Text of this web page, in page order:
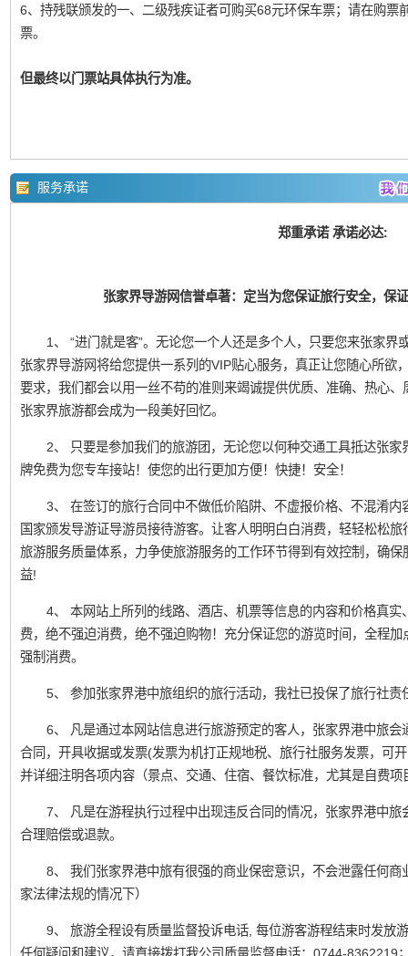
6、持残联颁发的一、二级残疾证者可购买68元环保车票；请在购票
票。
但最终以门票站具体执行为准。
服务承诺
郑重承诺 承诺必达:
张家界导游网信誉卓著：定当为您保证旅行安全，保
1、 “进门就是客”。无论您一个人还是多个人，只要您来张家
张家界导游网将给您提供一系列的VIP贴心服务，真正让您随心所欲
要求，我们都会以用一丝不苟的准则来竭诚提供优质、准确、热心
张家界旅游都会成为一段美好回忆。
2、 只要是参加我们的旅游团，无论您以何种交通工具抵达张
牌免费为您专车接站！使您的出行更加方便！快捷！安全！
3、 在签订的旅行合同中不做低价陷阱、不虚报价格、不混淆
国家颁发导游证导游员接待游客。让客人明明白白消费，轻轻松松
旅游服务质量体系，力争使旅游服务的工作环节得到有效控制，确
益!
4、 本网站上所列的线路、酒店、机票等信息的内容和价格真
费，绝不强迫消费，绝不强迫购物！充分保证您的游览时间，全程
强制消费。
5、 参加张家界港中旅组织的旅行活动，我社已投保了旅行社责
6、 凡是通过本网站信息进行旅游预定的客人，张家界港中旅
合同，开具收据或发票(发票为机打正规地税、旅行社服务发票，可
并详细注明各项内容（景点、交通、住宿、餐饮标准，尤其是自费
7、 凡是在游程执行过程中出现违反合同的情况，张家界港中
合理赔偿或退款。
8、 我们张家界港中旅有很强的商业保密意识，不会泄露任何
家法律法规的情况下）
9、 旅游全程设有质量监督投诉电话, 每位游客游程结束时发放